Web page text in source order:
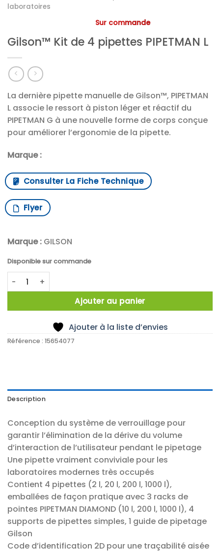
laboratoires
Sur commande
Gilson™ Kit de 4 pipettes PIPETMAN L
La dernière pipette manuelle de Gilson™, PIPETMAN
L associe le ressort à piston léger et réactif du
PIPETMAN G à une nouvelle forme de corps conçue
pour améliorer l’ergonomie de la pipette.
Marque :
Consulter La Fiche Technique
Flyer
Marque : GILSON
Disponible sur commande
quantité de Gilson™ Kit de 4 pipettes PIPETMAN L
Ajouter au panier
Ajouter à la liste d’envies
Référence : 15654077
Description
Conception du système de verrouillage pour
garantir l’élimination de la dérive du volume
d’interaction de l’utilisateur pendant le pipetage
Une pipette vraiment conviviale pour les
laboratoires modernes très occupés
Contient 4 pipettes (2 l, 20 l, 200 l, 1000 l),
emballées de façon pratique avec 3 racks de
pointes PIPETMAN DIAMOND (10 l, 200 l, 1000 l), 4
supports de pipettes simples, 1 guide de pipetage
Gilson
Code d’identification 2D pour une traçabilité aisée